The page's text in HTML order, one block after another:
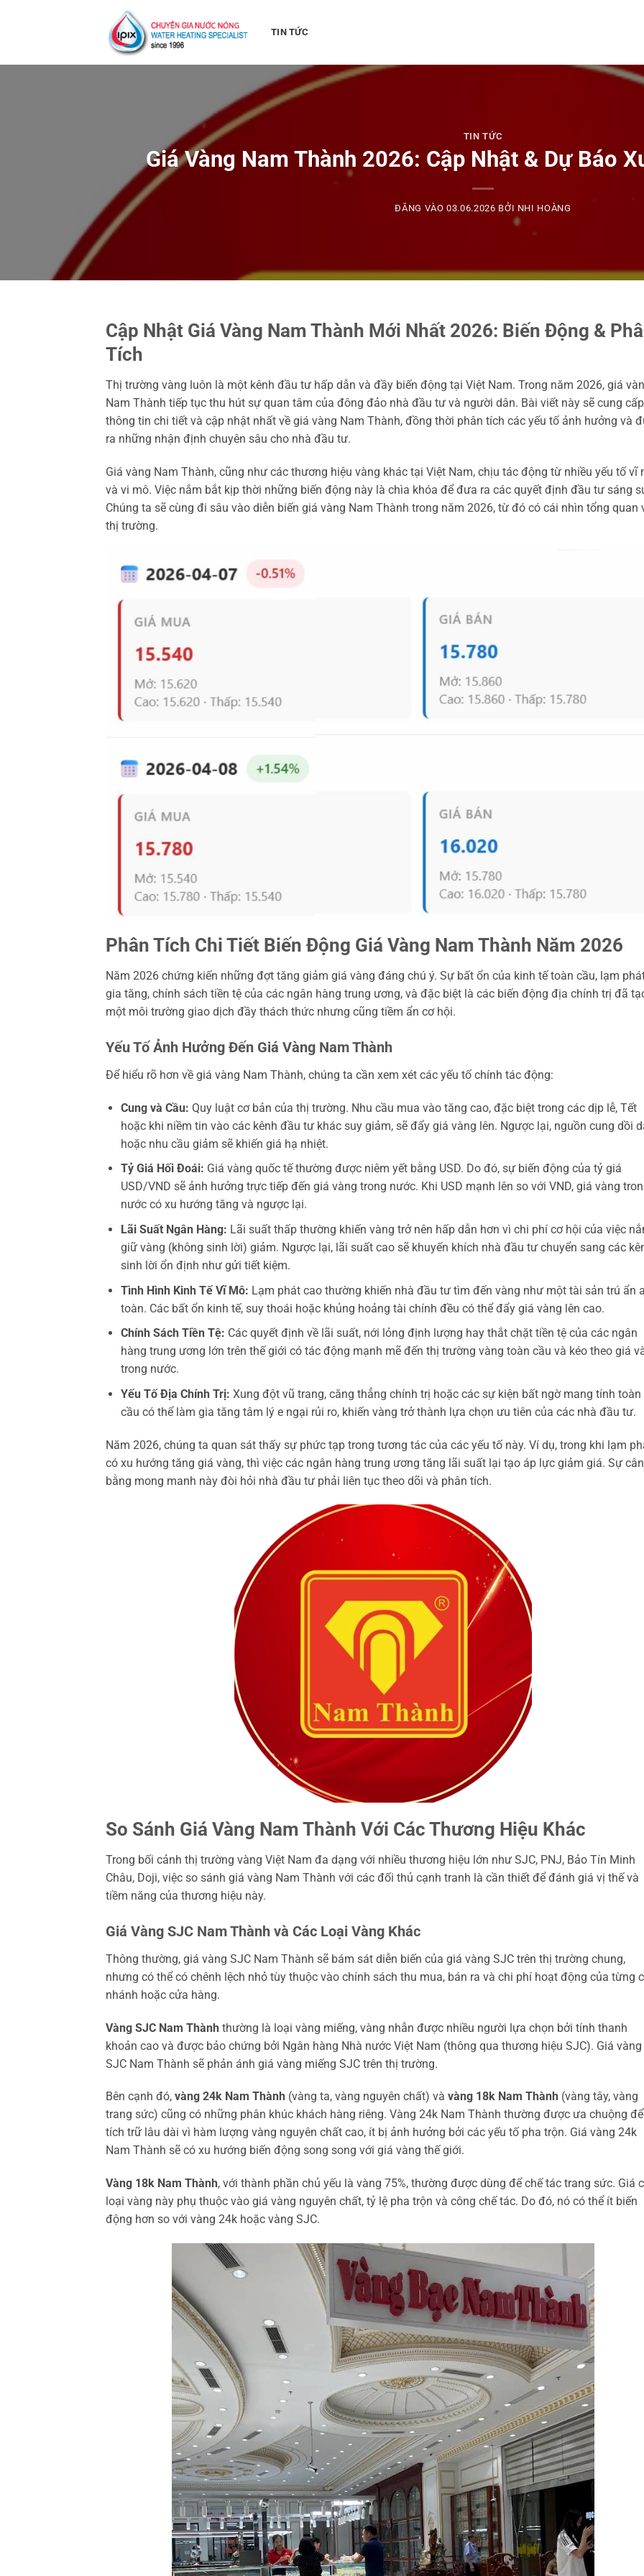
dung
TIN TỨC
TIN TỨC
Giá Vàng Nam Thành 2026: Cập Nhật & Dự Báo
ĐĂNG VÀO03.06.2026 BỞI NHI HOÀNG
Cập Nhật Giá Vàng Nam Thành Mới Nhất 2026: Biến Động &
Tích
Thị trường vàng luôn là một kênh đầu tư hấp dẫn và đầy biến động tại Việt Nam. Trong năm 2026, giá
Nam Thành tiếp tục thu hút sự quan tâm của đông đảo nhà đầu tư và người dân. Bài viết này sẽ cung cấp
thông tin chi tiết và cập nhật nhất về giá vàng Nam Thành, đồng thời phân tích các yếu tố ảnh hưởng và
ra những nhận định chuyên sâu cho nhà đầu tư.
Giá vàng Nam Thành, cũng như các thương hiệu vàng khác tại Việt Nam, chịu tác động từ nhiều yếu tố vĩ
và vi mô. Việc nắm bắt kịp thời những biến động này là chìa khóa để đưa ra các quyết định đầu tư sáng
Chúng ta sẽ cùng đi sâu vào diễn biến giá vàng Nam Thành trong năm 2026, từ đó có cái nhìn tổng quan
thị trường.
Phân Tích Chi Tiết Biến Động Giá Vàng Nam Thành Năm 2026
Năm 2026 chứng kiến những đợt tăng giảm giá vàng đáng chú ý. Sự bất ổn của kinh tế toàn cầu, lạm
gia tăng, chính sách tiền tệ của các ngân hàng trung ương, và đặc biệt là các biến động địa chính trị đã
một môi trường giao dịch đầy thách thức nhưng cũng tiềm ẩn cơ hội.
Yếu Tố Ảnh Hưởng Đến Giá Vàng Nam Thành
Để hiểu rõ hơn về giá vàng Nam Thành, chúng ta cần xem xét các yếu tố chính tác động:
Cung và Cầu: Quy luật cơ bản của thị trường. Nhu cầu mua vào tăng cao, đặc biệt trong các dịp lễ, Tết
hoặc khi niềm tin vào các kênh đầu tư khác suy giảm, sẽ đẩy giá vàng lên. Ngược lại, nguồn cung dồi
hoặc nhu cầu giảm sẽ khiến giá hạ nhiệt.
Tỷ Giá Hối Đoái: Giá vàng quốc tế thường được niêm yết bằng USD. Do đó, sự biến động của tỷ giá
USD/VND sẽ ảnh hưởng trực tiếp đến giá vàng trong nước. Khi USD mạnh lên so với VND, giá vàng
nước có xu hướng tăng và ngược lại.
Lãi Suất Ngân Hàng: Lãi suất thấp thường khiến vàng trở nên hấp dẫn hơn vì chi phí cơ hội của việc
giữ vàng (không sinh lời) giảm. Ngược lại, lãi suất cao sẽ khuyến khích nhà đầu tư chuyển sang các
sinh lời ổn định như gửi tiết kiệm.
Tình Hình Kinh Tế Vĩ Mô: Lạm phát cao thường khiến nhà đầu tư tìm đến vàng như một tài sản trú ẩn
toàn. Các bất ổn kinh tế, suy thoái hoặc khủng hoảng tài chính đều có thể đẩy giá vàng lên cao.
Chính Sách Tiền Tệ: Các quyết định về lãi suất, nới lỏng định lượng hay thắt chặt tiền tệ của các ngân
hàng trung ương lớn trên thế giới có tác động mạnh mẽ đến thị trường vàng toàn cầu và kéo theo giá
trong nước.
Yếu Tố Địa Chính Trị: Xung đột vũ trang, căng thẳng chính trị hoặc các sự kiện bất ngờ mang tính toàn
cầu có thể làm gia tăng tâm lý e ngại rủi ro, khiến vàng trở thành lựa chọn ưu tiên của các nhà đầu tư.
Năm 2026, chúng ta quan sát thấy sự phức tạp trong tương tác của các yếu tố này. Ví dụ, trong khi lạm
có xu hướng tăng giá vàng, thì việc các ngân hàng trung ương tăng lãi suất lại tạo áp lực giảm giá. Sự cân
bằng mong manh này đòi hỏi nhà đầu tư phải liên tục theo dõi và phân tích.
So Sánh Giá Vàng Nam Thành Với Các Thương Hiệu Khác
Trong bối cảnh thị trường vàng Việt Nam đa dạng với nhiều thương hiệu lớn như SJC, PNJ, Bảo Tín Minh
Châu, Doji, việc so sánh giá vàng Nam Thành với các đối thủ cạnh tranh là cần thiết để đánh giá vị thế và
tiềm năng của thương hiệu này.
Giá Vàng SJC Nam Thành và Các Loại Vàng Khác
Thông thường, giá vàng SJC Nam Thành sẽ bám sát diễn biến của giá vàng SJC trên thị trường chung,
nhưng có thể có chênh lệch nhỏ tùy thuộc vào chính sách thu mua, bán ra và chi phí hoạt động của từng
nhánh hoặc cửa hàng.
Vàng SJC Nam Thành thường là loại vàng miếng, vàng nhẫn được nhiều người lựa chọn bởi tính thanh
khoản cao và được bảo chứng bởi Ngân hàng Nhà nước Việt Nam (thông qua thương hiệu SJC). Giá vàng
SJC Nam Thành sẽ phản ánh giá vàng miếng SJC trên thị trường.
Bên cạnh đó, vàng 24k Nam Thành (vàng ta, vàng nguyên chất) và vàng 18k Nam Thành (vàng tây, vàng
trang sức) cũng có những phân khúc khách hàng riêng. Vàng 24k Nam Thành thường được ưa chuộng để
tích trữ lâu dài vì hàm lượng vàng nguyên chất cao, ít bị ảnh hưởng bởi các yếu tố pha trộn. Giá vàng 24k
Nam Thành sẽ có xu hướng biến động song song với giá vàng thế giới.
Vàng 18k Nam Thành, với thành phần chủ yếu là vàng 75%, thường được dùng để chế tác trang sức. Giá
loại vàng này phụ thuộc vào giá vàng nguyên chất, tỷ lệ pha trộn và công chế tác. Do đó, nó có thể ít biến
động hơn so với vàng 24k hoặc vàng SJC.